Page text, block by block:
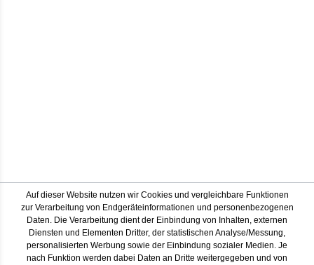
Auf dieser Website nutzen wir Cookies und vergleichbare Funktionen
zur Verarbeitung von Endgeräteinformationen und personenbezogenen
Daten. Die Verarbeitung dient der Einbindung von Inhalten, externen
Diensten und Elementen Dritter, der statistischen Analyse/Messung,
personalisierten Werbung sowie der Einbindung sozialer Medien. Je
nach Funktion werden dabei Daten an Dritte weitergegeben und von